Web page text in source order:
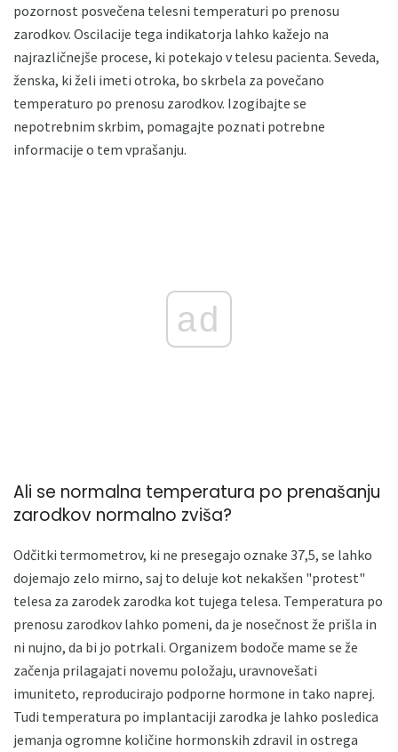
pozornost posvečena telesni temperaturi po prenosu
zarodkov. Oscilacije tega indikatorja lahko kažejo na
najrazličnejše procese, ki potekajo v telesu pacienta. Seveda,
ženska, ki želi imeti otroka, bo skrbela za povečano
temperaturo po prenosu zarodkov. Izogibajte se
nepotrebnim skrbim, pomagajte poznati potrebne
informacije o tem vprašanju.
ad
Ali se normalna temperatura po prenašanju
zarodkov normalno zviša?
Odčitki termometrov, ki ne presegajo oznake 37,5, se lahko
dojemajo zelo mirno, saj to deluje kot nekakšen "protest"
telesa za zarodek zarodka kot tujega telesa. Temperatura po
prenosu zarodkov lahko pomeni, da je nosečnost že prišla in
ni nujno, da bi jo potrkali. Organizem bodoče mame se že
začenja prilagajati novemu položaju, uravnovešati
imuniteto, reproducirajo podporne hormone in tako naprej.
Tudi temperatura po implantaciji zarodka je lahko posledica
jemanja ogromne količine hormonskih zdravil in ostrega